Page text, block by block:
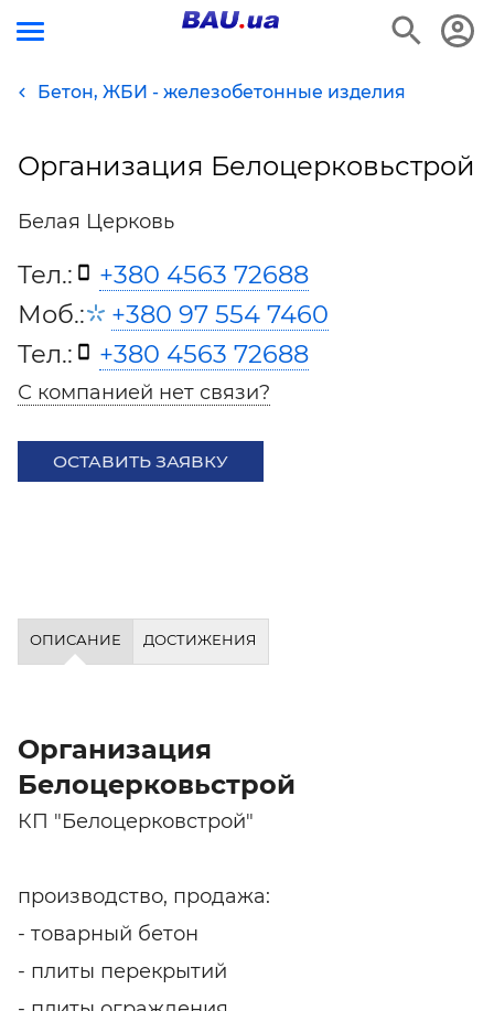
Бетон, ЖБИ - железобетонные изделия
Организация Белоцерковьстрой
Белая Церковь
Тел.:
+380 4563 72688
Моб.:
+380 97 554 7460
Тел.:
+380 4563 72688
С компанией нет связи?
ОСТАВИТЬ ЗАЯВКУ
ОПИСАНИЕ ДОСТИЖЕНИЯ
Организация
Белоцерковьстрой
КП "Белоцерковстрой"
производство, продажа:
- товарный бетон
- плиты перекрытий